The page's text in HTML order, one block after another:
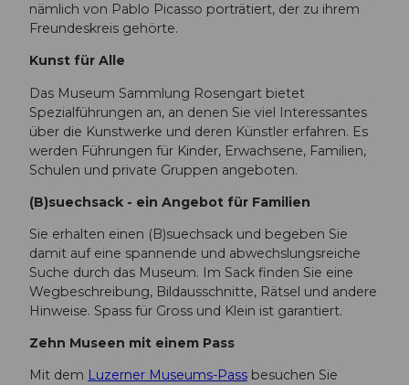
nämlich von Pablo Picasso porträtiert, der zu ihrem
Freundeskreis gehörte.
Kunst für Alle
Das Museum Sammlung Rosengart bietet
Spezialführungen an, an denen Sie viel Interessantes
über die Kunstwerke und deren Künstler erfahren. Es
werden Führungen für Kinder, Erwachsene, Familien,
Schulen und private Gruppen angeboten.
(B)suechsack - ein Angebot für Familien
Sie erhalten einen (B)suechsack und begeben Sie
damit auf eine spannende und abwechslungsreiche
Suche durch das Museum. Im Sack finden Sie eine
Wegbeschreibung, Bildausschnitte, Rätsel und andere
Hinweise. Spass für Gross und Klein ist garantiert.
Zehn Museen mit einem Pass
Mit dem Luzerner Museums-Pass besuchen Sie